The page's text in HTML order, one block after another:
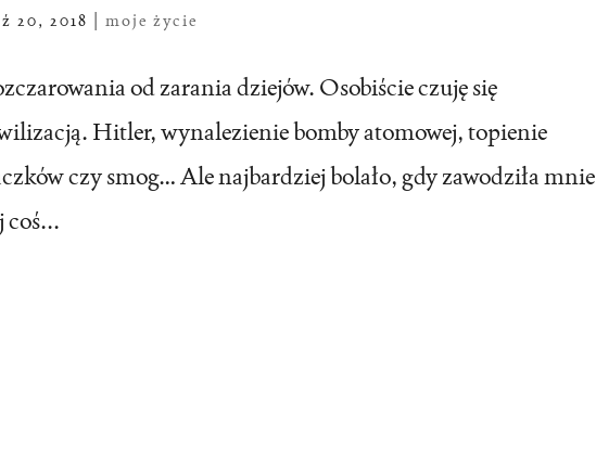
20, 2018 moje życie
od zarania dziejów. Osobiście czuję się
Hitler, wynalezienie bomby atomowej, topienie
czy smog… Ale najbardziej bolało, gdy zawodziła mnie
coś...